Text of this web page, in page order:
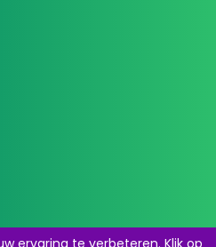
ervaring te verbeteren. Klik op